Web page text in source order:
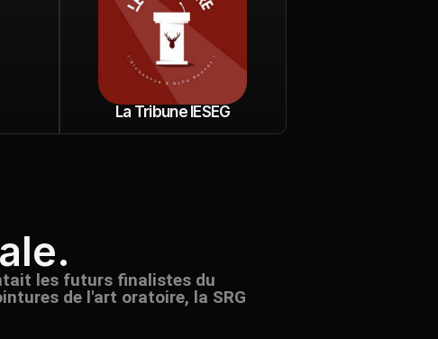
La Tribune IESEG
les futurs finalistes du
de l'art oratoire, la SRG